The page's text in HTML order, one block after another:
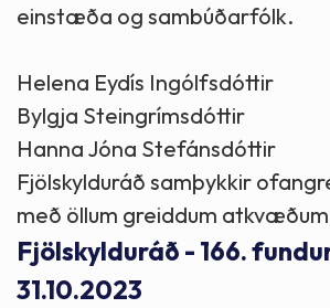
einstæða og sambúðarfólk.
Helena Eydís Ingólfsdóttir
Bylgja Steingrímsdóttir
Hanna Jóna Stefánsdóttir
Fjölskylduráð samþykkir
með öllum greiddum
Fjölskylduráð - 166.
31.10.2023